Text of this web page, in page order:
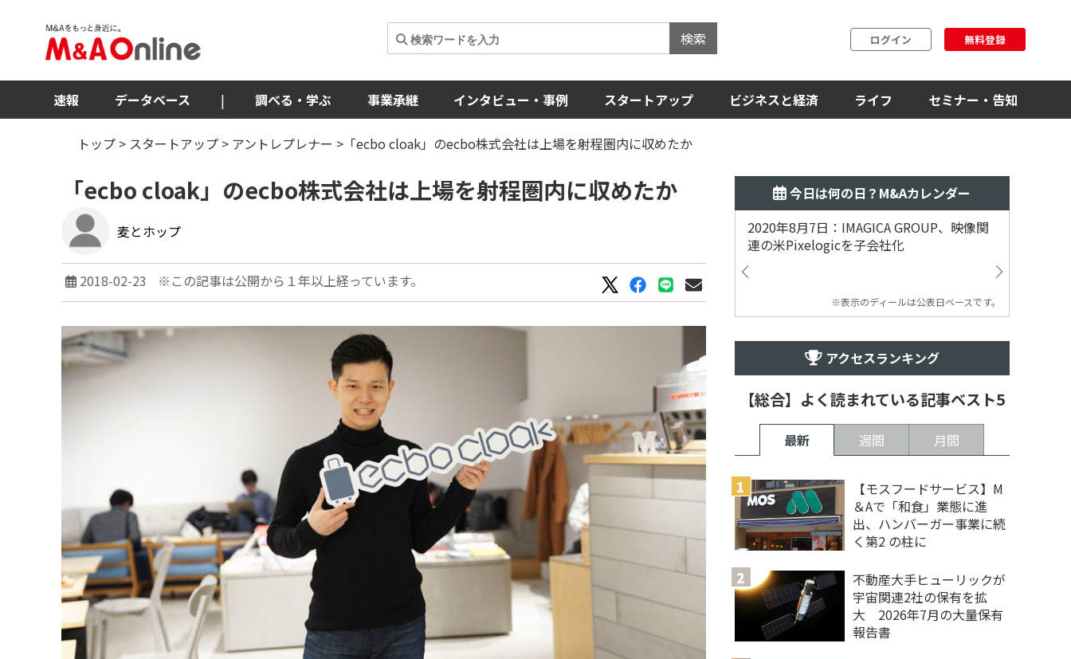
検索 ログイン 無料登録
速報 データベース | 調べる・学ぶ 事業承継 インタビュー・事例 スタートアップ ビジネスと経済 ライフ セミナー・告知
トップ > スタートアップ > アントレプレナー >「ecbo cloak」のecbo株式会社は上場を射程圏内に収めたか
「ecbo cloak」のecbo株式会社は上場を射程圏内に収めたか
麦とホップ
2018-02-23 ※この記事は公開から１年以上経っています。
今日は何の日？M&Aカレンダー
2020年8月7日：IMAGICA GROUP、映像関
連の米Pixelogicを子会社化
※表示のディールは公表日ベースです。
アクセスランキング
【総合】よく読まれている記事ベスト5
最新 週間 月間
【モスフードサービス】M
＆Aで「和食」業態に進
出、ハンバーガー事業に続
く第2 の柱に
不動産大手ヒューリックが
宇宙関連2社の保有を拡
大 2026年7月の大量保有
報告書